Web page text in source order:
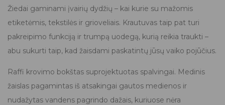
Žiedai gaminami įvairių dydžių – kai kurie su mažomis
etiketėmis, tekstilės ir grioveliais. Krautuvas taip pat turi
pakreipimo funkciją ir trumpą uodegą, kurią reikia traukti –
abu sukurti taip, kad žaisdami paskatintų jūsų vaiko pojūčius.
Raffi krovimo bokštas suprojektuotas spalvingai. Medinis
žaislas pagamintas iš atsakingai gautos medienos ir
nudažytas vandens pagrindo dažais, kuriuose nėra